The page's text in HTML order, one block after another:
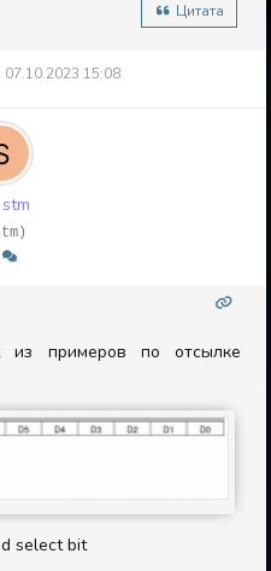
Цитата
15:08
stm
из примеров по отсылке
select bit